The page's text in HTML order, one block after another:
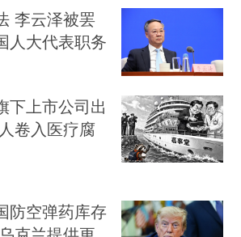
李云泽被罢
人大代表职务
下上市公司出
卷入医疗腐
防空弹药库存